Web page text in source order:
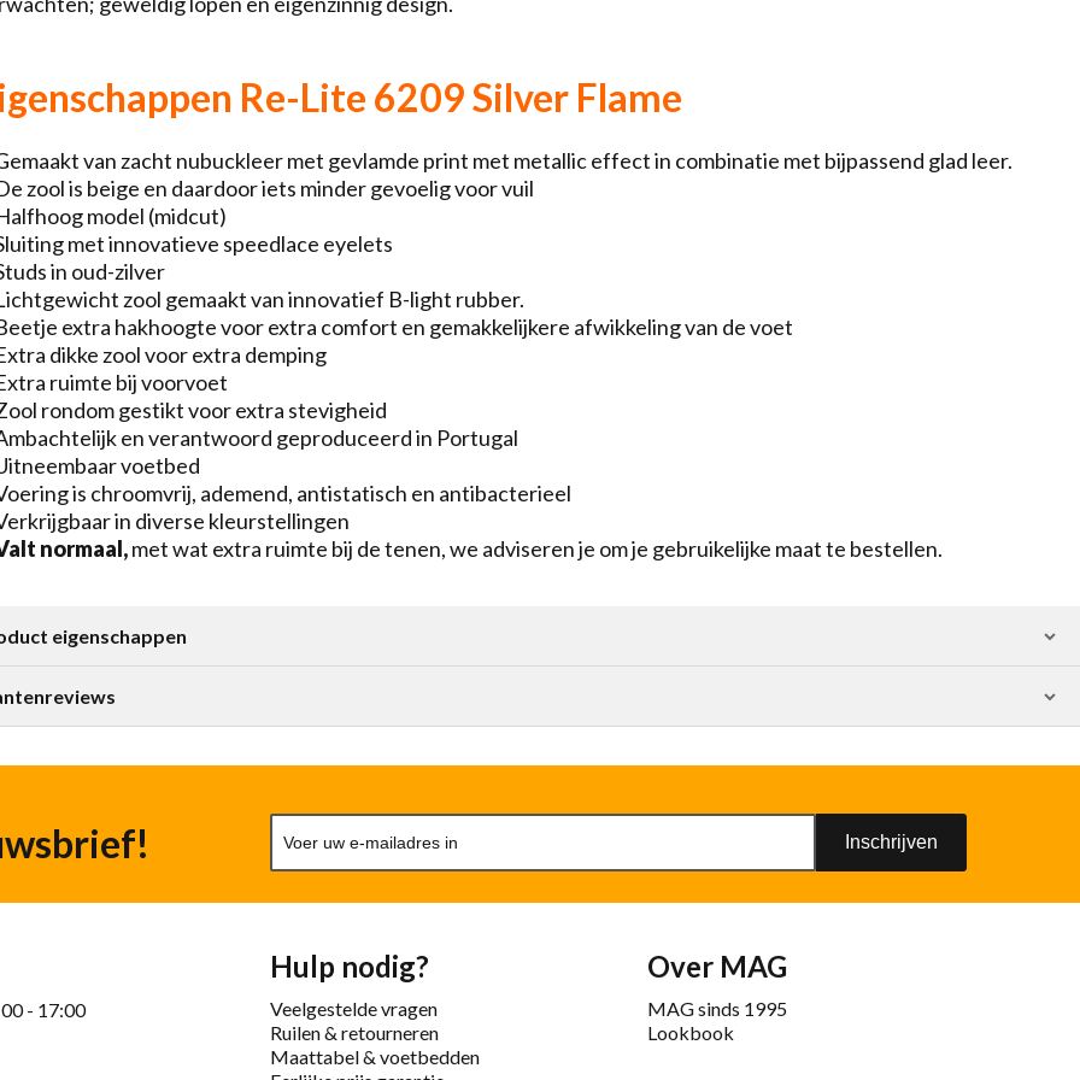
Re-Lite 6209 Silver Flame
van zacht nubuckleer met gevlamde print met metallic effect in combinatie met bijpassend glad leer.
zool is beige en daardoor iets minder gevoelig voor vuil
model (midcut)
met innovatieve speedlace eyelets
in oud-zilver
zool gemaakt van innovatief B-light rubber.
extra hakhoogte voor extra comfort en gemakkelijkere afwikkeling van de voet
dikke zool voor extra demping
ruimte bij voorvoet
rondom gestikt voor extra stevigheid
en verantwoord geproduceerd in Portugal
voetbed
is chroomvrij, ademend, antistatisch en antibacterieel
in diverse kleurstellingen
normaal,met wat extra ruimte bij de tenen, we adviseren je om je gebruikelijke maat te bestellen.
eigenschappen
Inschrijven
- 17:00
Hulp nodig?
Veelgestelde vragen
Ruilen & retourneren
Maattabel & voetbedden
Over MAG
MAG sinds 1995
Lookbook